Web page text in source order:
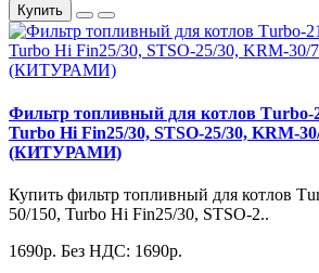
Купить
Фильтр топливный для котлов Тurbo-
Turbo Hi Fin25/30, STSO-25/30, KRM-
(КИТУРАМИ)
Купить фильтр топливный для котлов
50/150, Turbo Hi Fin25/30, STSO-2..
1690р. Без НДС: 1690р.